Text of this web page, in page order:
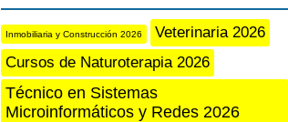
Inmobiliaria y Construcción 2026
Veterinaria 2026
Cursos de Naturoterapia 2026
Técnico en Sistemas
Microinformáticos y Redes 2026